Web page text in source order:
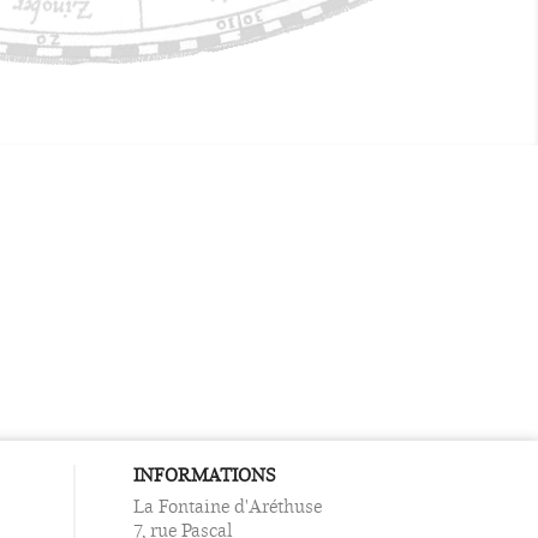
INFORMATIONS
La Fontaine d'Aréthuse
7, rue Pascal